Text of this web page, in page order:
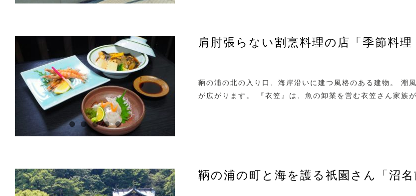
肩肘張らない割烹料理の店「季節料理
鞆の浦の北の入り口、海岸沿いに建つ風格のある建物。 潮
が広がります。 『衣笠』は、魚の卸業を営む衣笠さん家族
鞆の浦の町と海を護る祇園さん「沼名